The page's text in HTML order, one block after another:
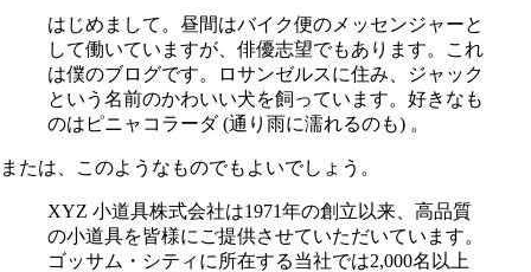
はじめまして。昼間はバイク便のメッセンジャーと
して働いていますが、俳優志望でもあります。これ
は僕のブログです。ロサンゼルスに住み、ジャック
という名前のかわいい犬を飼っています。好きなも
のはピニャコラーダ (通り雨に濡れるのも) 。
または、このようなものでもよいでしょう。
XYZ 小道具株式会社は1971年の創立以来、高品質
の小道具を皆様にご提供させていただいています。
ゴッサム・シティに所在する当社では2,000名以上